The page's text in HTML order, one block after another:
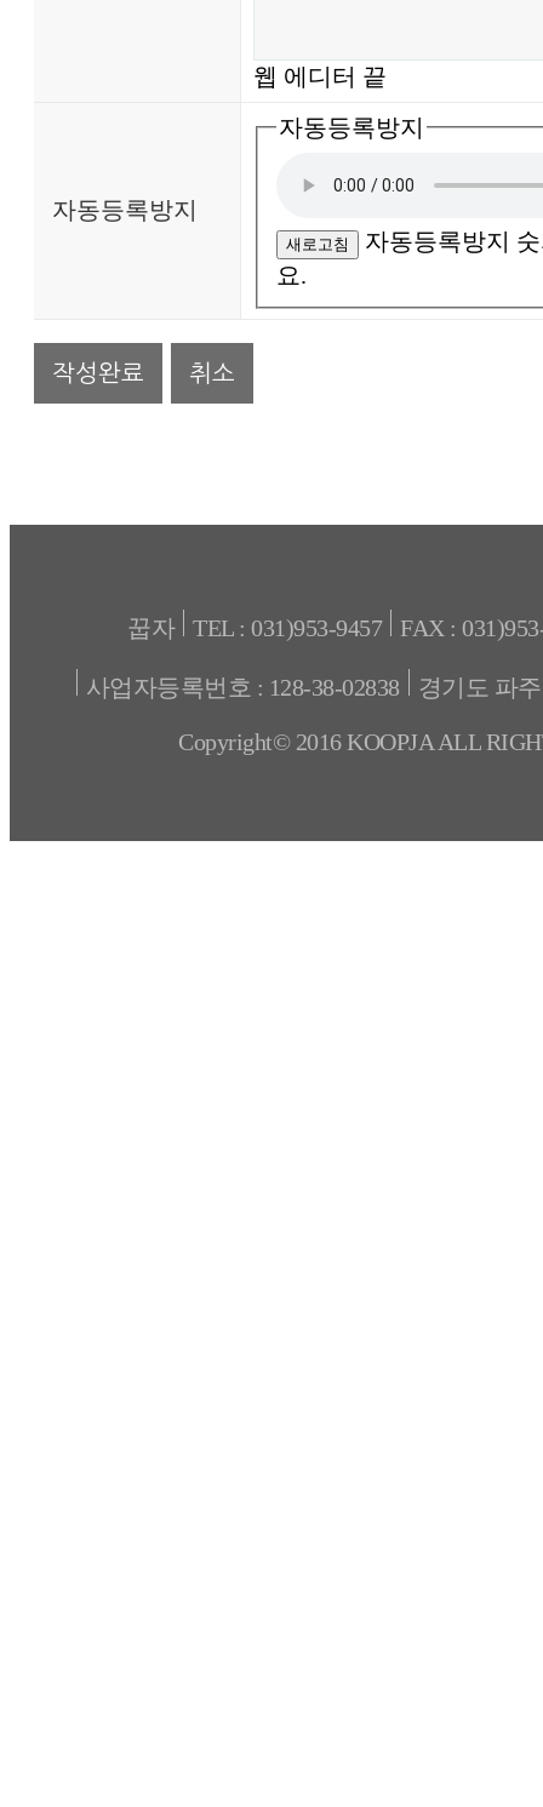
웹 에디터 끝
자동등록방지
자동등록방지
새로고침
자동등록방지
요.
취소
꿉자 TEL : 031)953-9457 FAX :
사업자등록번호 : 128-38-02838 경기도 파
Copyright© 2016 KOOPJA ALL